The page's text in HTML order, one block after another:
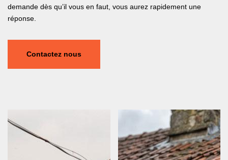
demande dès qu’il vous en faut, vous aurez rapidement une
réponse.
Contactez nous